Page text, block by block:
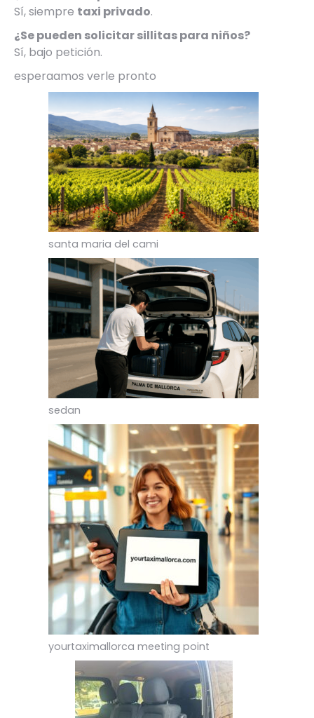
Sí, siempre taxi privado.
¿Se pueden solicitar sillitas para niños?
Sí, bajo petición.
esperaamos verle pronto
santa maria del cami
sedan
yourtaximallorca meeting point